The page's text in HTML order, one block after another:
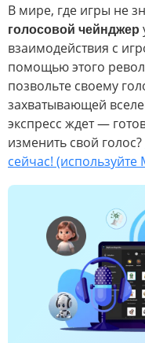
В мире, где игры не
голосовой чейнджер
взаимодействия с
помощью этого
позвольте своему
захватывающей
экспресс ждет —
изменить свой голос?
сейчас! (используйте